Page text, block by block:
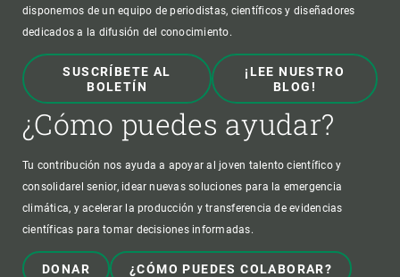
disponemos de un equipo de periodistas, científicos y diseñadores
dedicados a la difusión del conocimiento.
SUSCRÍBETE AL
BOLETÍN
¡LEE NUESTRO
BLOG!
¿Cómo puedes ayudar?
Tu contribución nos ayuda a apoyar al joven talento científico y
consolidarel senior, idear nuevas soluciones para la emergencia
climática, y acelerar la producción y transferencia de evidencias
científicas para tomar decisiones informadas.
DONAR ¿CÓMO PUEDES COLABORAR?